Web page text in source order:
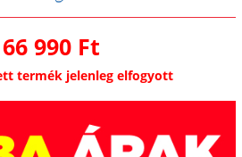
990 Ft
termék jelenleg elfogyott